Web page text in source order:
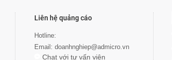
Liên hệ quảng cáo
Hotline:
Email: doanhnghiep@admicro.vn
Chat với tư vấn viên